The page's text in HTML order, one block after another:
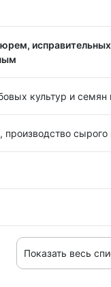
культур и семян
производство
Показать весь